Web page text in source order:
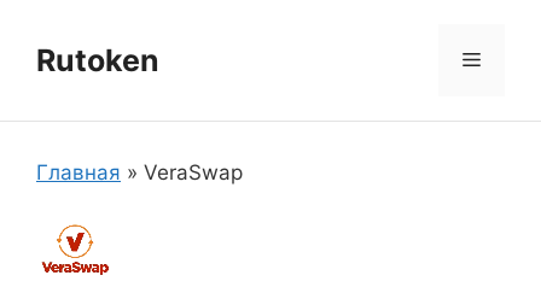
содержимому
Rutoken Меню
Главная » VeraSwap